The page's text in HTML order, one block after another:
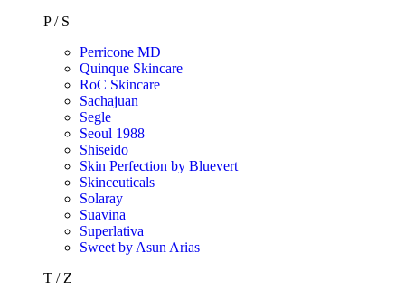
P / S
Perricone MD
Quinque Skincare
RoC Skincare
Sachajuan
Segle
Seoul 1988
Shiseido
Skin Perfection by Bluevert
Skinceuticals
Solaray
Suavina
Superlativa
Sweet by Asun Arias
T / Z